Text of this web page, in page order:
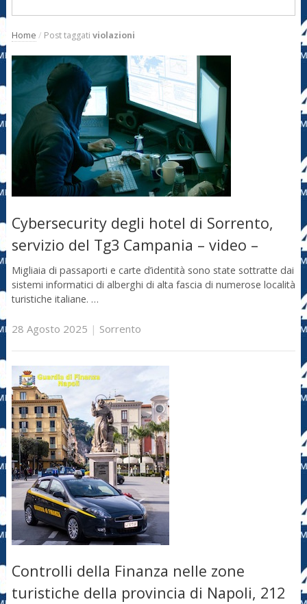
Home / Post taggati violazioni
Cybersecurity degli hotel di Sorrento,
servizio del Tg3 Campania – video –
Migliaia di passaporti e carte d’identità sono state sottratte dai
sistemi informatici di alberghi di alta fascia di numerose località
turistiche italiane. …
28 Agosto 2025 | Sorrento
Controlli della Finanza nelle zone
turistiche della provincia di Napoli, 212